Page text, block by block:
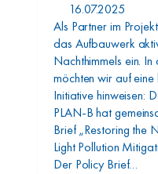
16.07.2025
Als Partner im
das Aufbauwerk
Nachthimmels ein. In
möchten wir auf
Initiative hinweisen:
PLAN-B hat
Brief „Restoring the
Light Pollution
Der Policy Brief…